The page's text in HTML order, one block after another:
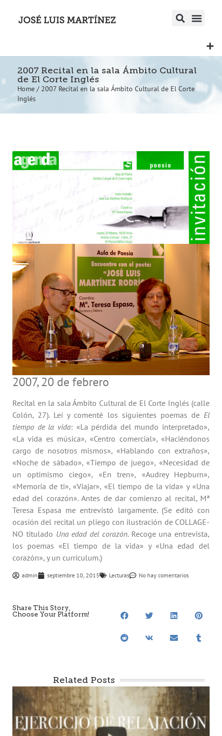
2007 Recital en la sala Ámbito Cultural
de El Corte Inglés
Home / 2007 Recital en la sala Ámbito Cultural de El Corte
Inglés
2007, 20 de febrero
Recital en la sala Ámbito Cultural de El Corte Inglés (calle
Colón, 27). Leí y comenté los siguientes poemas de El
tiempo de la vida: «La pérdida del mundo interpretado»,
«La vida es música», «Centro comercial», «Haciéndonos
cargo de nosotros mismos», «Hablando con extraños»,
«Noche de sábado», «Tiempo de juego», «Necesidad de
un optimismo ciego», «En tren», «Audrey Hepburn»,
«Memoria de ti», «Viajar», «El tiempo de la vida» y «Una
edad del corazón».Antes de dar comienzo al recital, Mª
Teresa Espasa me entrevistó largamente. (Se editó con
ocasión del recital un pliego con ilustración de COLLAGE-
NO titulado Una edad del corazón. Recoge una entrevista,
los poemas «El tiempo de la vida» y «Una edad del
corazón», y un currículum.)
admin septiembre 10, 2015 Lecturas No hay comentarios
Share This Story,
Choose Your Platform!
Related Posts